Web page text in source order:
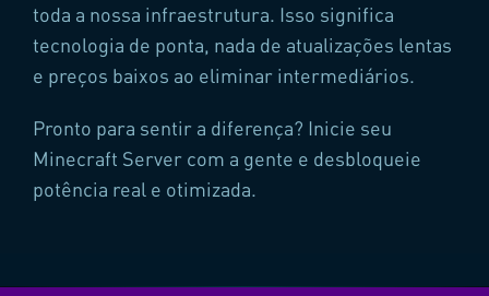
toda a nossa infraestrutura. Isso significa
tecnologia de ponta, nada de atualizações lentas
e preços baixos ao eliminar intermediários.
Pronto para sentir a diferença? Inicie seu
Minecraft Server com a gente e desbloqueie
potência real e otimizada.